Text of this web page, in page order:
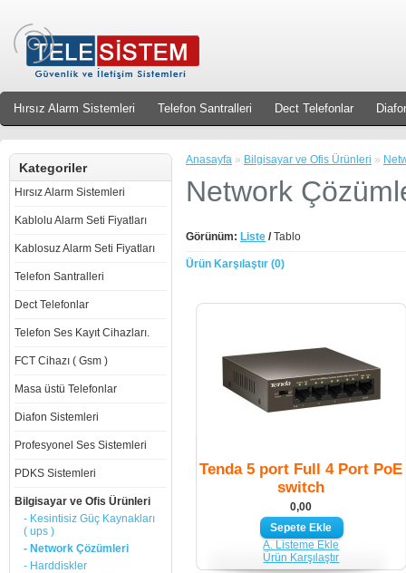
Hırsız Alarm Sistemleri Telefon Santralleri Dect Telefonlar
Kategoriler
Hırsız Alarm Sistemleri
Kablolu Alarm Seti Fiyatları
Kablosuz Alarm Seti Fiyatları
Telefon Santralleri
Dect Telefonlar
Telefon Ses Kayıt Cihazları.
FCT Cihazı ( Gsm )
Masa üstü Telefonlar
Diafon Sistemleri
Profesyonel Ses Sistemleri
PDKS Sistemleri
Bilgisayar ve Ofis Ürünleri
- Kesintisiz Güç Kaynakları
( ups )
- Network Çözümleri
- Harddiskler
Anasayfa » Bilgisayar ve Ofis Ürünleri »
Network
Görünüm: Liste /Tablo
Ürün Karşılaştır (0)
Tenda 5 port Full 4 Port PoE
switch
0,00
A. Listeme Ekle
Ürün Karşılaştır